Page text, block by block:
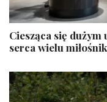
Ciesząca się dużym
serca wielu